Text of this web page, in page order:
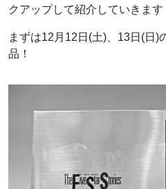
クアップして紹介していきます
まずは12月12日(土)、13日(日)
品！